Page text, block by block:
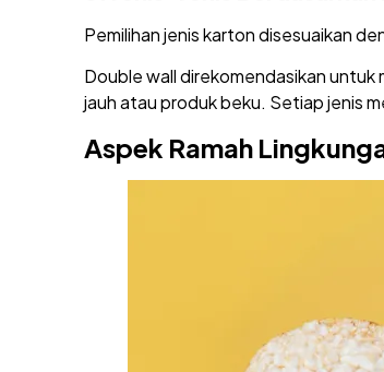
Pemilihan jenis karton disesuaikan
Double wall direkomendasikan untuk
jauh atau produk beku. Setiap jenis
Aspek Ramah